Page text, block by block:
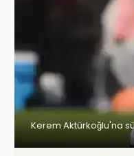
Kerem Aktürkoğlu'na